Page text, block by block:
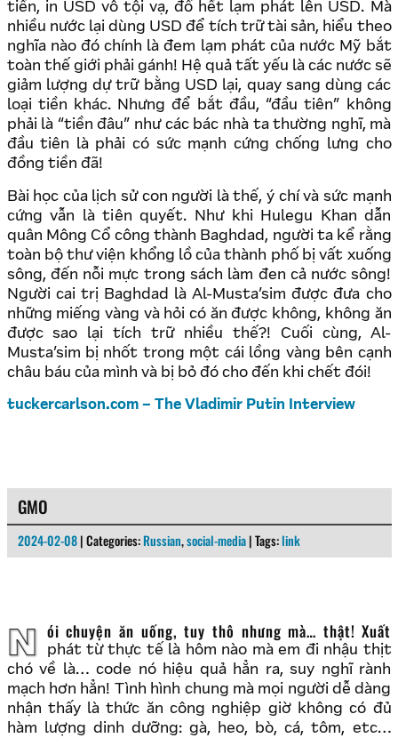
tiền, in USD vô tội vạ, đổ hết lạm phát lên USD. Mà
nhiều nước lại dùng USD để tích trữ tài sản, hiểu theo
nghĩa nào đó chính là đem lạm phát của nước Mỹ bắt
toàn thế giới phải gánh! Hệ quả tất yếu là các nước sẽ
giảm lượng dự trữ bằng USD lại, quay sang dùng các
loại tiền khác. Nhưng để bắt đầu, “đầu tiên” không
phải là “tiền đâu” như các bác nhà ta thường nghĩ, mà
đầu tiên là phải có sức mạnh cứng chống lưng cho
đồng tiền đã!
Bài học của lịch sử con người là thế, ý chí và sức mạnh
cứng vẫn là tiên quyết. Như khi Hulegu Khan dẫn
quân Mông Cổ công thành Baghdad, người ta kể rằng
toàn bộ thư viện khổng lồ của thành phố bị vất xuống
sông, đến nỗi mực trong sách làm đen cả nước sông!
Người cai trị Baghdad là Al-Musta’sim được đưa cho
những miếng vàng và hỏi có ăn được không, không ăn
được sao lại tích trữ nhiều thế?! Cuối cùng, Al-
Musta’sim bị nhốt trong một cái lồng vàng bên cạnh
châu báu của mình và bị bỏ đó cho đến khi chết đói!
tuckercarlson.com – The Vladimir Putin Interview
GMO
2024-02-08 | Categories:Russian,social-media | Tags:link
Nói chuyện ăn uống, tuy thô nhưng mà… thật! Xuất
phát từ thực tế là hôm nào mà em đi nhậu thịt
chó về là… code nó hiệu quả hẳn ra, suy nghĩ rành
mạch hơn hẳn! Tình hình chung mà mọi người dễ dàng
nhận thấy là thức ăn công nghiệp giờ không có đủ
hàm lượng dinh dưỡng: gà, heo, bò, cá, tôm, etc…